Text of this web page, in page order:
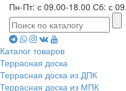
Пн-Пт: с 09.00-18.00 Сб: с
Каталог товаров
Террасная доска
Террасная доска из ДПК
Террасная доска из МПК